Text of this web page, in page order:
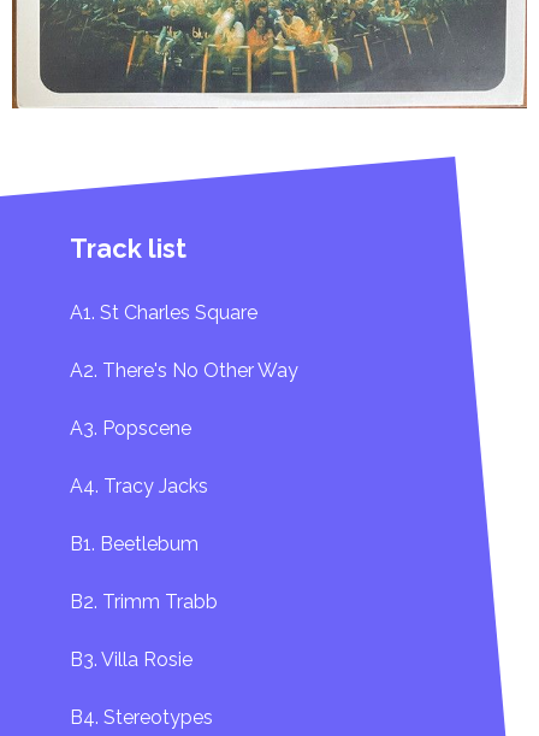
Track list
A1. St Charles Square
A2. There's No Other Way
A3. Popscene
A4. Tracy Jacks
B1. Beetlebum
B2. Trimm Trabb
B3. Villa Rosie
B4. Stereotypes